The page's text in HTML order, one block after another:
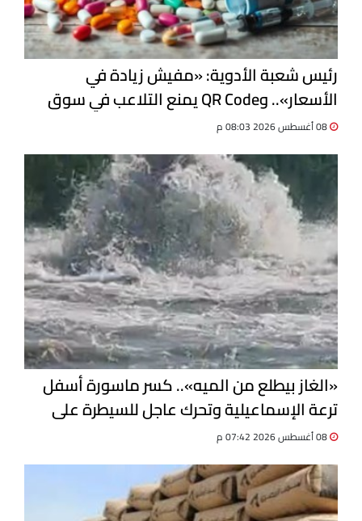
رئيس شعبة الأدوية: «مفيش زيادة في
الأسعار».. وQR Code يمنع التلاعب في سوق
الدواء
«الغاز بيطلع من الميه».. كسر ماسورة أسفل
ترعة الإسماعيلية وتحرك عاجل للسيطرة على
التسرب